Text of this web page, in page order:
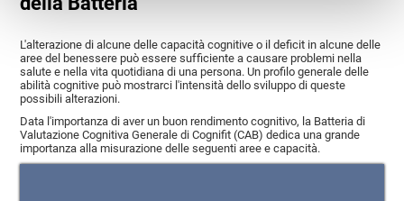
L'alterazione di alcune delle capacità cognitive o il deficit in alcune delle
aree del benessere può essere sufficiente a causare problemi nella
salute e nella vita quotidiana di una persona. Un profilo generale delle
abilità cognitive può mostrarci l'intensità dello sviluppo di queste
possibili alterazioni.
Data l'importanza di aver un buon rendimento cognitivo, la Batteria di
Valutazione Cognitiva Generale di Cognifit (CAB) dedica una grande
importanza alla misurazione delle seguenti aree e capacità.